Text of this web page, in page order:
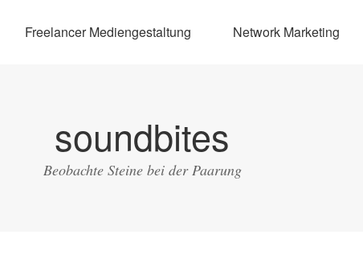
Freelancer Mediengestaltung Network Marketing
soundbites
Beobachte Steine bei der Paarung